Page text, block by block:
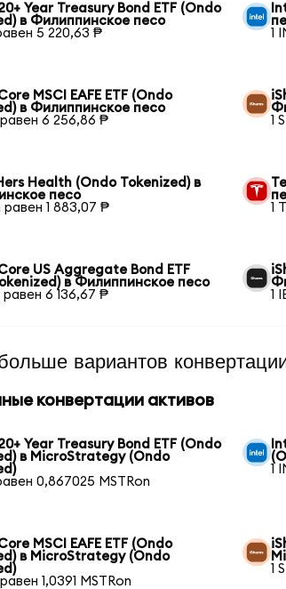
Year Treasury Bond ETF (Ondo
в Филиппинское песо
5 220,63 ₱
1
MSCI EAFE ETF (Ondo
в Филиппинское песо
равен 6 256,86 ₱
1
Health (Ondo Tokenized) в
песо
равен 1 883,07 ₱
1
US Aggregate Bond ETF
в Филиппинское песо
равен 6 136,67 ₱
1
вариантов
конвертации активов
Year Treasury Bond ETF (Ondo
в MicroStrategy (Ondo
0,867025 MSTRon
1
MSCI EAFE ETF (Ondo
в MicroStrategy (Ondo
1,0391 MSTRon
1